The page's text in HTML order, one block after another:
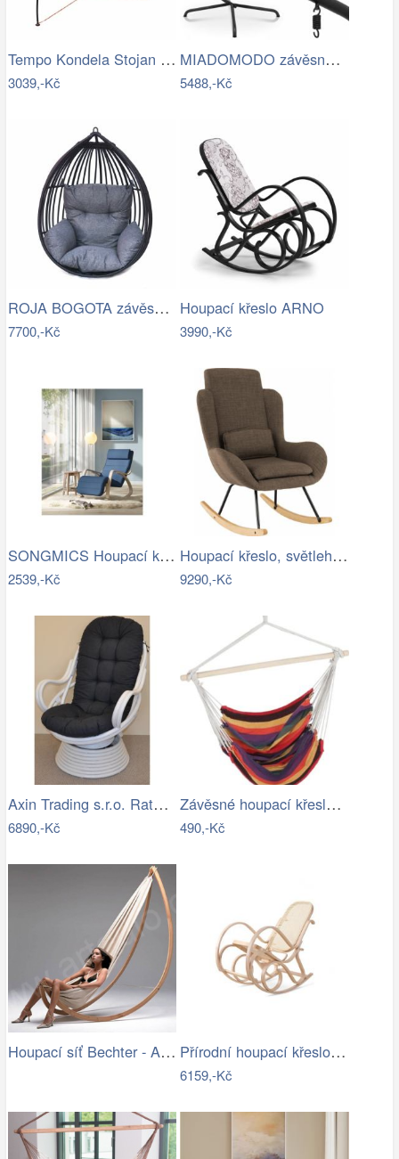
Tempo Kondela Stojan pro závěsné křeslo…
3039,-Kč
MIADOMODO závěsné houpací křeslo…
5488,-Kč
ROJA BOGOTA závěsné křeslo - bez…
7700,-Kč
Houpací křeslo ARNO
3990,-Kč
SONGMICS Houpací křeslo polstrované…
2539,-Kč
Houpací křeslo, světlehnědá látka /…
9290,-Kč
Axin Trading s.r.o. Ratanové houpací…
6890,-Kč
Závěsné houpací křeslo Cozyz pásek…
490,-Kč
Houpací síť Bechter - Artedio.cz Přírodní houpací křeslo s výpletem - AT
6159,-Kč